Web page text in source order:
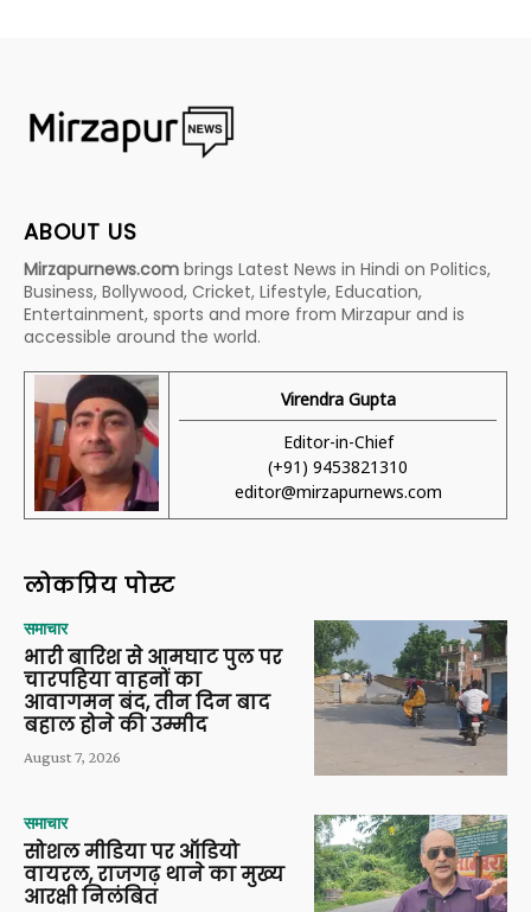
ABOUT US
Mirzapurnews.com brings Latest News in Hindi on Politics,
Business, Bollywood, Cricket, Lifestyle, Education,
Entertainment, sports and more from Mirzapur and is
accessible around the world.
Virendra Gupta
Editor-in-Chief
(+91) 9453821310
editor@mirzapurnews.com
लोकप्रिय पोस्ट
समाचार
भारी बारिश से आमघाट पुल पर
चारपहिया वाहनों का
आवागमन बंद, तीन दिन बाद
बहाल होने की उम्मीद
August 7, 2026
समाचार
सोशल मीडिया पर ऑडियो
वायरल, राजगढ़ थाने का मुख्य
आरक्षी निलंबित